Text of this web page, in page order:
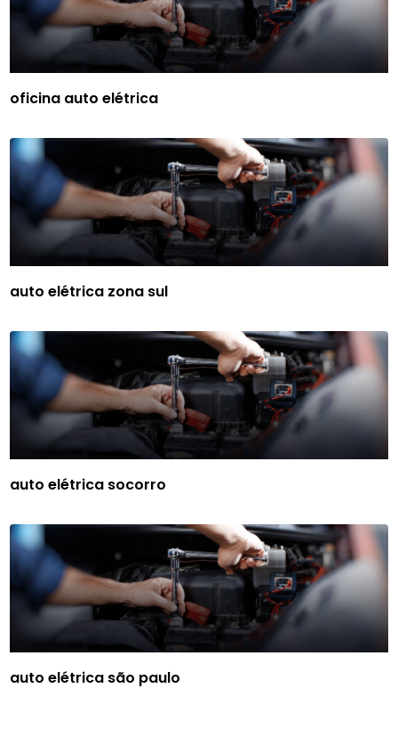
oficina auto elétrica
auto elétrica zona sul
auto elétrica socorro
auto elétrica são paulo